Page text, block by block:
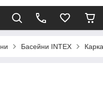
Басейни INTEX